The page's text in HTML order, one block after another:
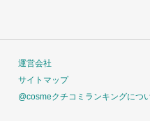
運営会社
サイトマップ
@cosmeクチコミランキングにつ